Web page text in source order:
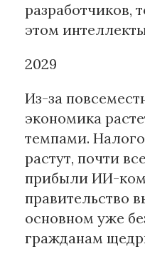
разработчиков,
этом
2029
Из-за
экономика
темпами.
растут, почти
прибыли ИИ-
правительство
основном уже
гражданам